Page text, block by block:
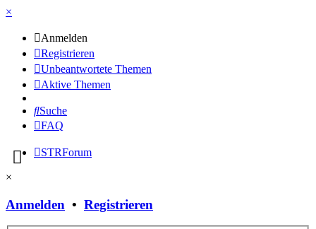
×
Anmelden
Registrieren
Unbeantwortete Themen
Aktive Themen
Suche
FAQ
STRForum
×
Anmelden • Registrieren